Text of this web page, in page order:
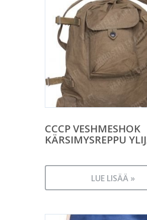
CCCP VESHMESHOK
KÄRSIMYSREPPU
LUE LISÄÄ »